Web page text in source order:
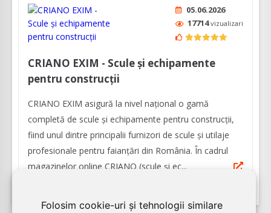
Folosim cookie-uri și tehnologii similare
05.06.2026
17714vizualizari
CRIANO EXIM - Scule și echipamente
pentru construcții
CRIANO EXIM asigură la nivel național o gamă
completă de scule și echipamente pentru construcții,
fiind unul dintre principalii furnizori de scule și utilaje
profesionale pentru faianțări din România. În cadrul
magazinelor online CRIANO (scule și ec...